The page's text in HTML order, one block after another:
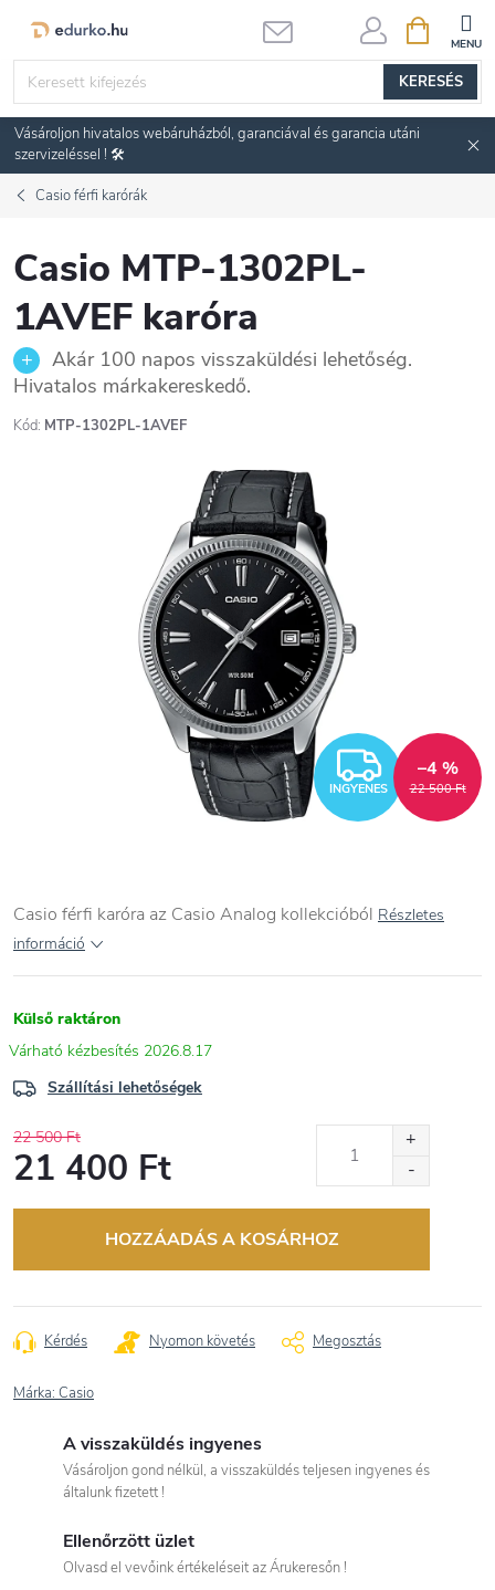
KERESÉS
KOSÁR
Vásároljon hivatalos webáruházból, garanciával és garancia utáni
szervizeléssel ! 🛠️
Casio férfi karórák
Casio MTP-1302PL-
1AVEF karóra
Akár 100 napos visszaküldési lehetőség.
Hivatalos márkakereskedő.
Kód: MTP-1302PL-1AVEF
INGYENES 22 500 Ft
–4 %
Casio férfi karóra az Casio Analog kollekcióból Részletes
információ
Külső raktáron
2026.8.17
Szállítási lehetőségek
22 500 Ft
21 400 Ft
HOZZÁADÁS A KOSÁRHOZ
Kérdés Nyomon követés Megosztás
Márka: Casio
A visszaküldés ingyenes
Vásároljon gond nélkül, a visszaküldés teljesen ingyenes és
általunk fizetett !
Ellenőrzött üzlet
Olvasd el vevőink értékeléseit az Árukeresőn !